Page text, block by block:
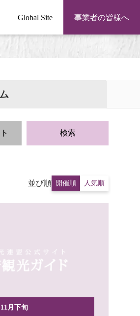
Global Site 事業者の皆様へ
検索
並び順 開催順 人気順
11月下旬